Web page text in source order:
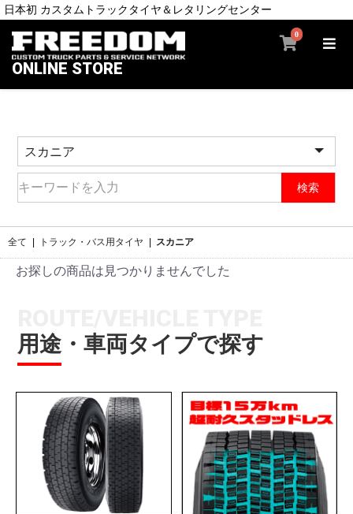
日本初 カスタムトラックタイヤ＆レタリングセンター
ONLINE STORE
0
検索
全て | トラック・バス用タイヤ | スカニア
お探しの商品は見つかりませんでした
用途・車両タイプで探す